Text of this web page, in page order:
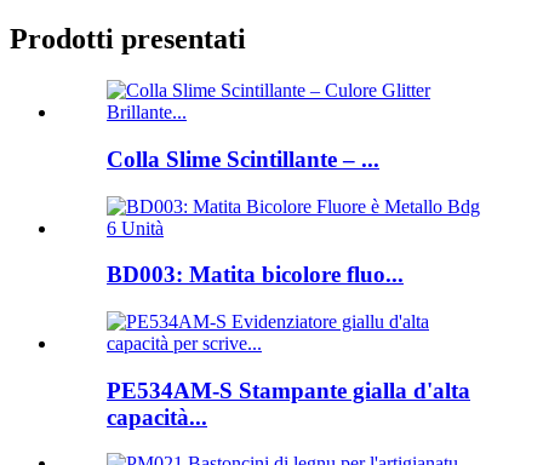
Prodotti presentati
Colla Slime Scintillante – ...
BD003: Matita bicolore fluo...
PE534AM-S Stampante gialla d'alta
capacità...